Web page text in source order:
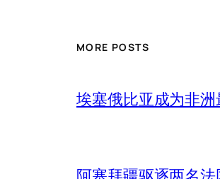
MORE POSTS
埃塞俄比亚成为非